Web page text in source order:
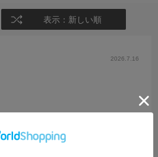
表示：新しい順
2026.7.16
靴のサイズ:～23cm